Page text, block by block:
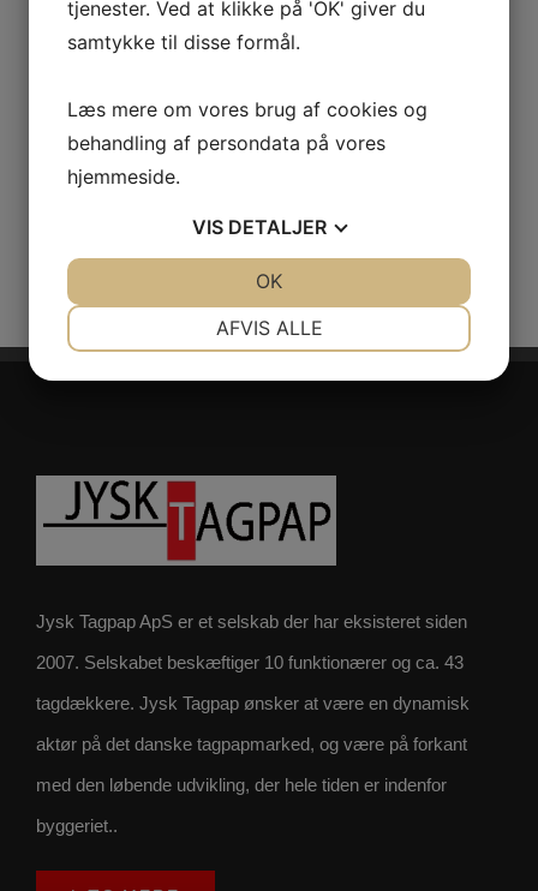
eget ornare leo, eget aliquam ante. Sed cursus
consectetur, a
Læs mere
Jysk Tagpap ApS er et selskab der har eksisteret siden
2007. Selskabet beskæftiger 10 funktionærer og ca. 43
tagdækkere. Jysk Tagpap ønsker at være en dynamisk
aktør på det danske tagpapmarked, og være på forkant
med den løbende udvikling, der hele tiden er indenfor
byggeriet..
tjenester. Ved at klikke på 'OK' giver du
samtykke til disse formål.
Læs mere om vores brug af cookies og
behandling af persondata på vores
hjemmeside.
VIS DETALJER
AFVIS ALLE
OK